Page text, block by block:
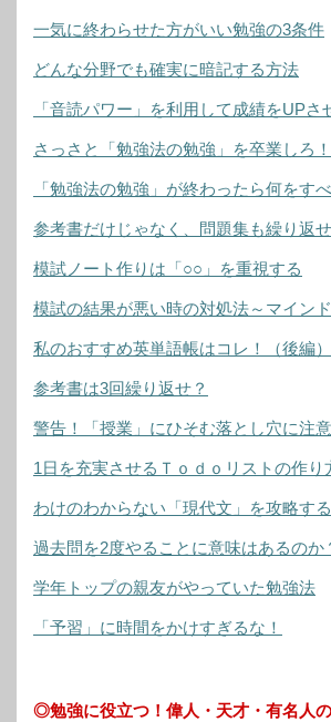
一気に終わらせた方がいい勉強の3条件
どんな分野でも確実に暗記する方法
「音読パワー」を利用して成績をUPさ
さっさと「勉強法の勉強」を卒業しろ！
「勉強法の勉強」が終わったら何をす
参考書だけじゃなく、問題集も繰り返せ
模試ノート作りは「○○」を重視する
模試の結果が悪い時の対処法～マイン
私のおすすめ英単語帳はコレ！（後編）
参考書は3回繰り返せ？
警告！「授業」にひそむ落とし穴に注意
1日を充実させるＴｏｄｏリストの作り
わけのわからない「現代文」を攻略す
過去問を2度やることに意味はあるのか
学年トップの親友がやっていた勉強法
「予習」に時間をかけすぎるな！
◎勉強に役立つ！偉人・天才・有名人